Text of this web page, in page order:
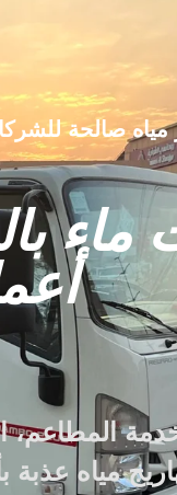
مياه صالحة
المطاعم،
مياه عذبة